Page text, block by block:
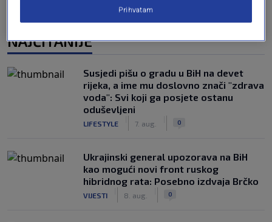
NAJČITANIJE
Susjedi pišu o gradu u BiH na devet
rijeka, a ime mu doslovno znači "zdrava
voda": Svi koji ga posjete ostanu
oduševljeni
LIFESTYLE 7. aug. 0
Ukrajinski general upozorava na BiH
kao mogući novi front ruskog
hibridnog rata: Posebno izdvaja Brčko
VIJESTI 8. aug. 0
Prihvatam